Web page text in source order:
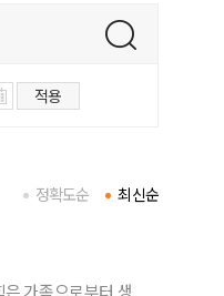
적용
최신순
정확도순
은 가족으로부터 생